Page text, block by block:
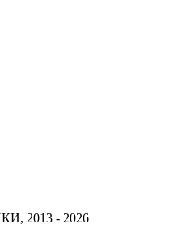
2013 - 2026